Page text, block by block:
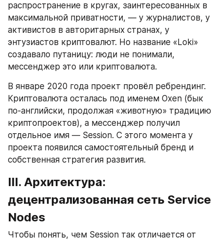
распространение в кругах, заинтересованных в
максимальной приватности, — у журналистов, у
активистов в авторитарных странах, у
энтузиастов криптовалют. Но название «Loki»
создавало путаницу: люди не понимали,
мессенджер это или криптовалюта.
В январе 2020 года проект провёл ребрендинг.
Криптовалюта осталась под именем Oxen (бык
по-английски, продолжая «животную» традицию
криптопроектов), а мессенджер получил
отдельное имя — Session. С этого момента у
проекта появился самостоятельный бренд и
собственная стратегия развития.
III. Архитектура:
децентрализованная сеть Service
Nodes
Чтобы понять, чем Session так отличается от